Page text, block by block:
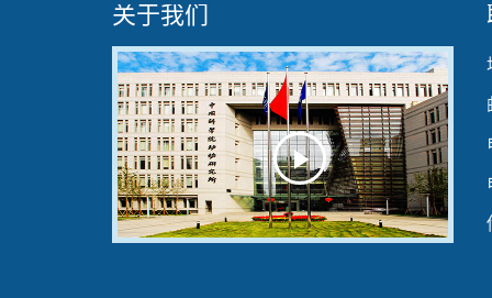
关于我们
Play
Video